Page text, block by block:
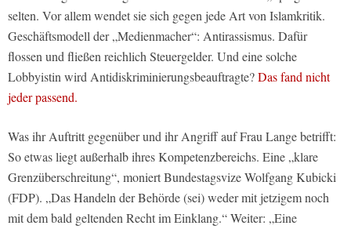
selten. Vor allem wendet sie sich gegen jede Art von Islamkritik.
Geschäftsmodell der „Medienmacher“: Antirassismus. Dafür
flossen und fließen reichlich Steuergelder. Und eine solche
Lobbyistin wird Antidiskriminierungsbeauftragte?Das fand nicht
jeder passend.
Was ihr Auftritt gegenüber und ihr Angriff auf Frau Lange betrifft:
So etwas liegt außerhalb ihres Kompetenzbereichs. Eine „klare
Grenzüberschreitung“, moniert Bundestagsvize Wolfgang Kubicki
(FDP). „Das Handeln der Behörde (sei) weder mit jetzigem noch
mit dem bald geltenden Recht im Einklang.“ Weiter: „Eine